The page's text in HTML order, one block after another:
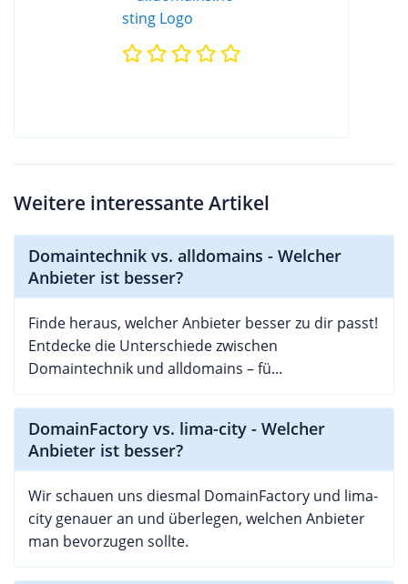
Weitere interessante Artikel
Domaintechnik vs. alldomains - Welcher
Anbieter ist besser?
Finde heraus, welcher Anbieter besser zu dir passt!
Entdecke die Unterschiede zwischen
Domaintechnik und alldomains – fü...
DomainFactory vs. lima-city - Welcher
Anbieter ist besser?
Wir schauen uns diesmal DomainFactory und lima-
city genauer an und überlegen, welchen Anbieter
man bevorzugen sollte.